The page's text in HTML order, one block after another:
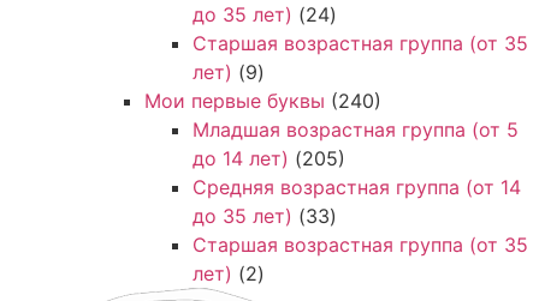
до 35 лет) (24)
Старшая возрастная группа (от 35
лет) (9)
Мои первые буквы (240)
Младшая возрастная группа (от 5
до 14 лет) (205)
Средняя возрастная группа (от 14
до 35 лет) (33)
Старшая возрастная группа (от 35
лет) (2)